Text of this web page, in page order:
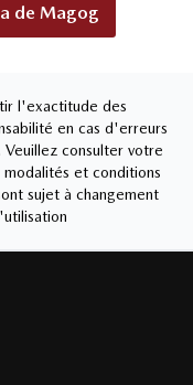
de Magog
l'exactitude des
en cas d'erreurs
consulter votre
et conditions
sujet à changement